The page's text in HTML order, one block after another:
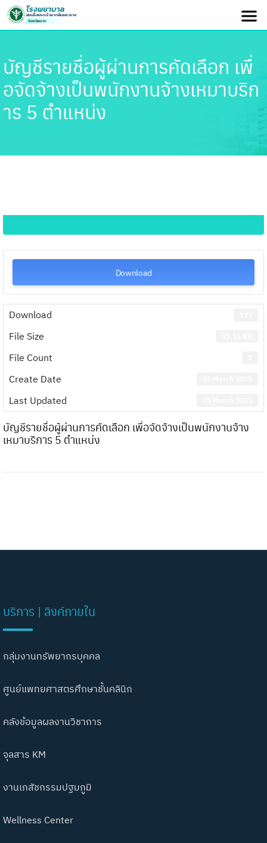
บัญชีรายชื่อผู้ผ่านการคัดเลือก เพื่
อจัดจ้างเป็นพนักงานจ้างเหมาบริก
าร 5 ตำแหน่ง
Download
Download
File Size
File Count
Create Date
Last Updated
บัญชีรายชื่อผู้ผ่านการคัดเลือก เพื่อจัดจ้างเป็นพนักงานจ้าง
เหมาบริการ 5 ตำแหน่ง
บริการ | ลิงค์ภายใน
กลุ่มงานทรัพยากรบุคคล
ศูนย์แพทยศาสตรศึกษาชั้นคลินิก
คลังข้อมูลผลงานวิชาการ
จุลสาร KM
งานเภสัชกรรมปฐมภูมิ
Wellness Center